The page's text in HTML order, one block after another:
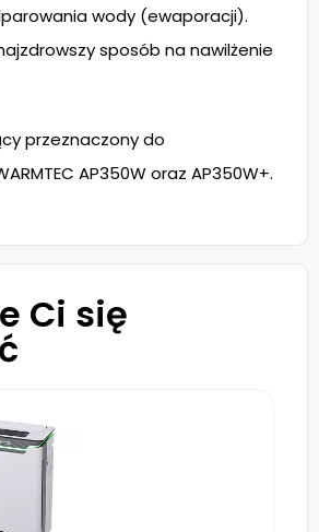
wody (ewaporacji).
sposób na nawilżenie
przeznaczony do
AP350W oraz AP350W+.
Ci się